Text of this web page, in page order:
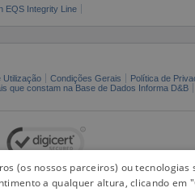
EQS Integrity Line
Utilização Condições Gerais Política de
que constam na Base de Dados Informa D&B
(os nossos parceiros) ou tecnologias
a qualquer altura, clicando em